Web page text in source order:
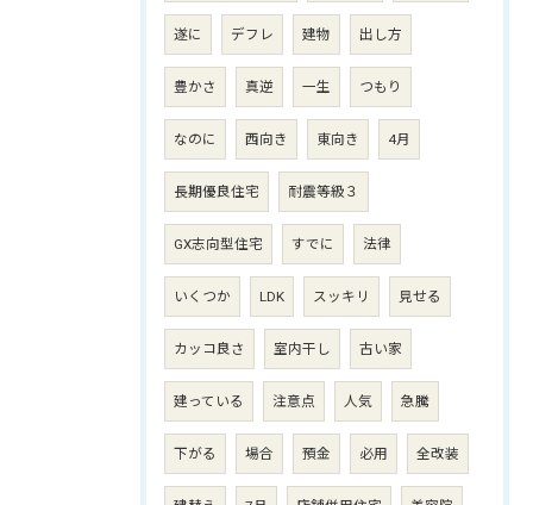
遂に デフレ 建物 出し方
豊かさ 真逆 一生 つもり
なのに 西向き 東向き 4月
長期優良住宅 耐震等級３
GX志向型住宅 すでに 法律
いくつか LDK スッキリ 見せる
カッコ良さ 室内干し 古い家
建っている 注意点 人気 急騰
下がる 場合 預金 必用 全改装